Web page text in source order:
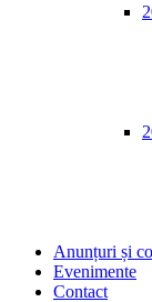
Anunțuri și
Evenimente
Contact